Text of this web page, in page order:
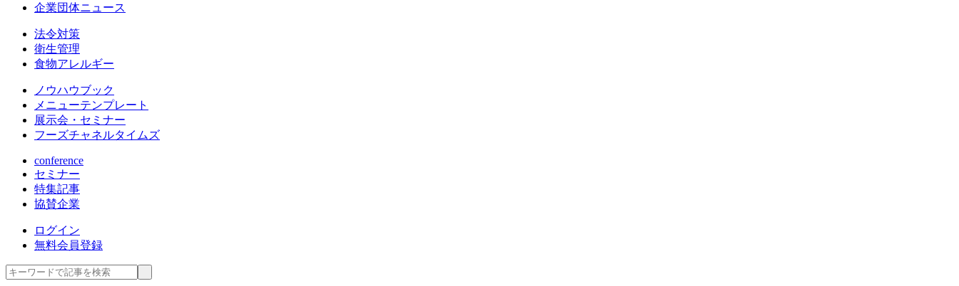
企業団体ニュース
法令対策
衛生管理
食物アレルギー
ノウハウブック
メニューテンプレート
展示会・セミナー
フーズチャネルタイムズ
conference
セミナー
特集記事
協賛企業
ログイン
無料会員登録